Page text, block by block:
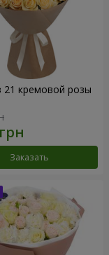
21 кремовой розы
Заказать